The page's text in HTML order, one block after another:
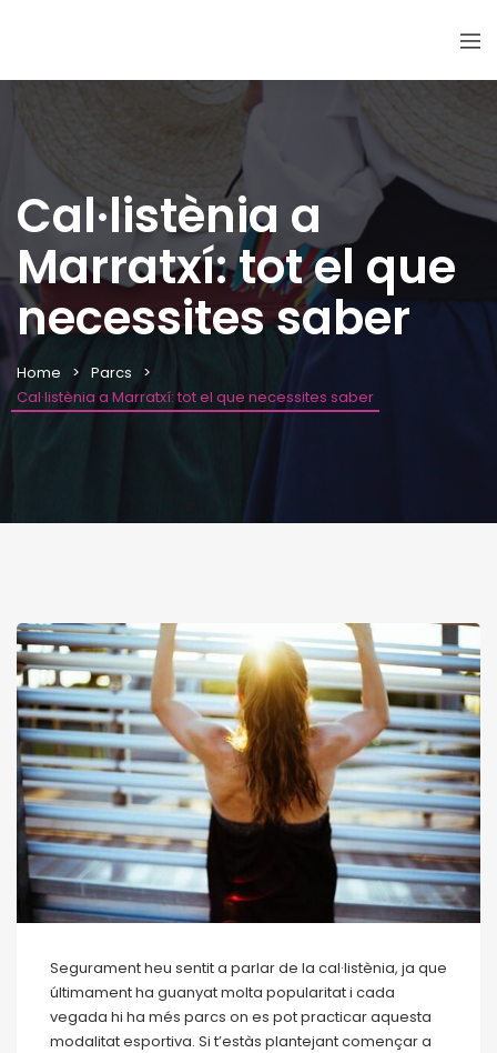
Cal·listènia a
Marratxí: tot el que
necessites saber
Home
Parcs
Cal·listènia a Marratxí: tot el que necessites saber
Segurament heu sentit a parlar de la cal·listènia, ja que
últimament ha guanyat molta popularitat i cada
vegada hi ha més parcs on es pot practicar aquesta
modalitat esportiva. Si t’estàs plantejant començar a